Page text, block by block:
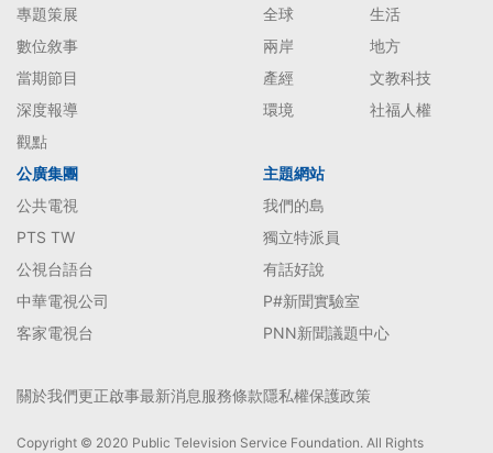
專題策展
數位敘事
當期節目
深度報導
觀點
全球
生活
兩岸
地方
產經
文教科技
環境
社福人權
公廣集團
公共電視
PTS TW
公視台語台
中華電視公司
客家電視台
主題網站
我們的島
獨立特派員
有話好說
P#新聞實驗室
PNN新聞議題中心
關於我們更正啟事最新消息服務條款隱私權保護政策
Copyright © 2020 Public Television Service Foundation. All Rights